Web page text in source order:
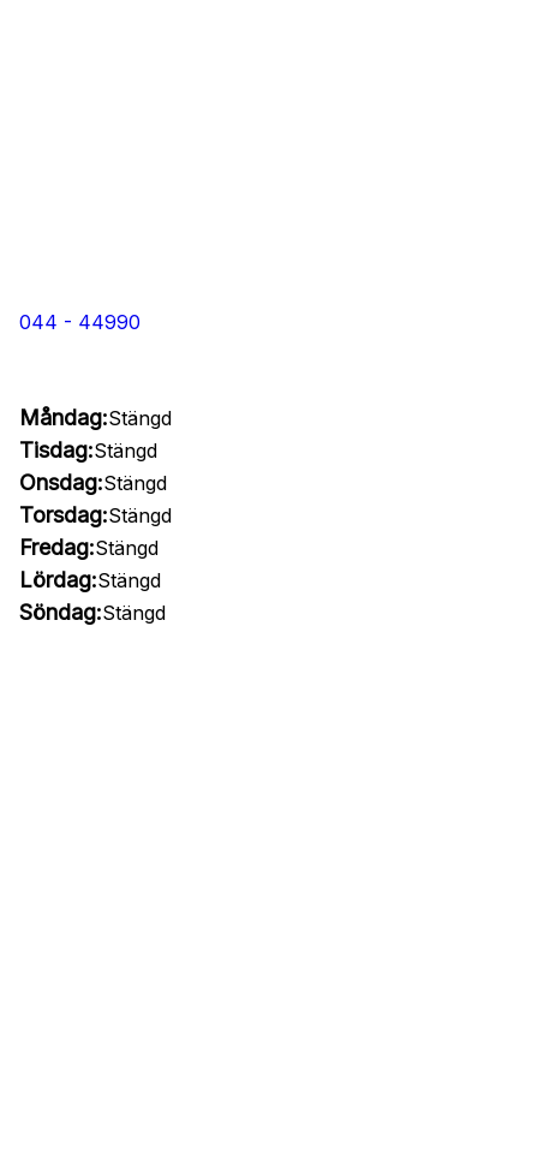
044 - 44990
Måndag:Stängd
Tisdag:Stängd
Onsdag:Stängd
Torsdag:Stängd
Fredag:Stängd
Lördag:Stängd
Söndag:Stängd